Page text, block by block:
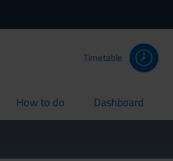
Timetable
How to do
current Dashboard
current